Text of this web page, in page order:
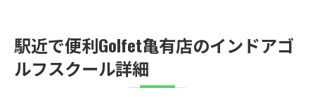
駅近で便利Golfet亀有店のインドアゴ
ルフスクール詳細